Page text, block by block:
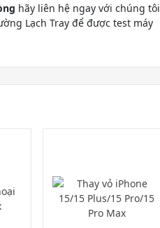
hãy liên hệ ngay với chúng tôi
Lạch Tray để được test máy